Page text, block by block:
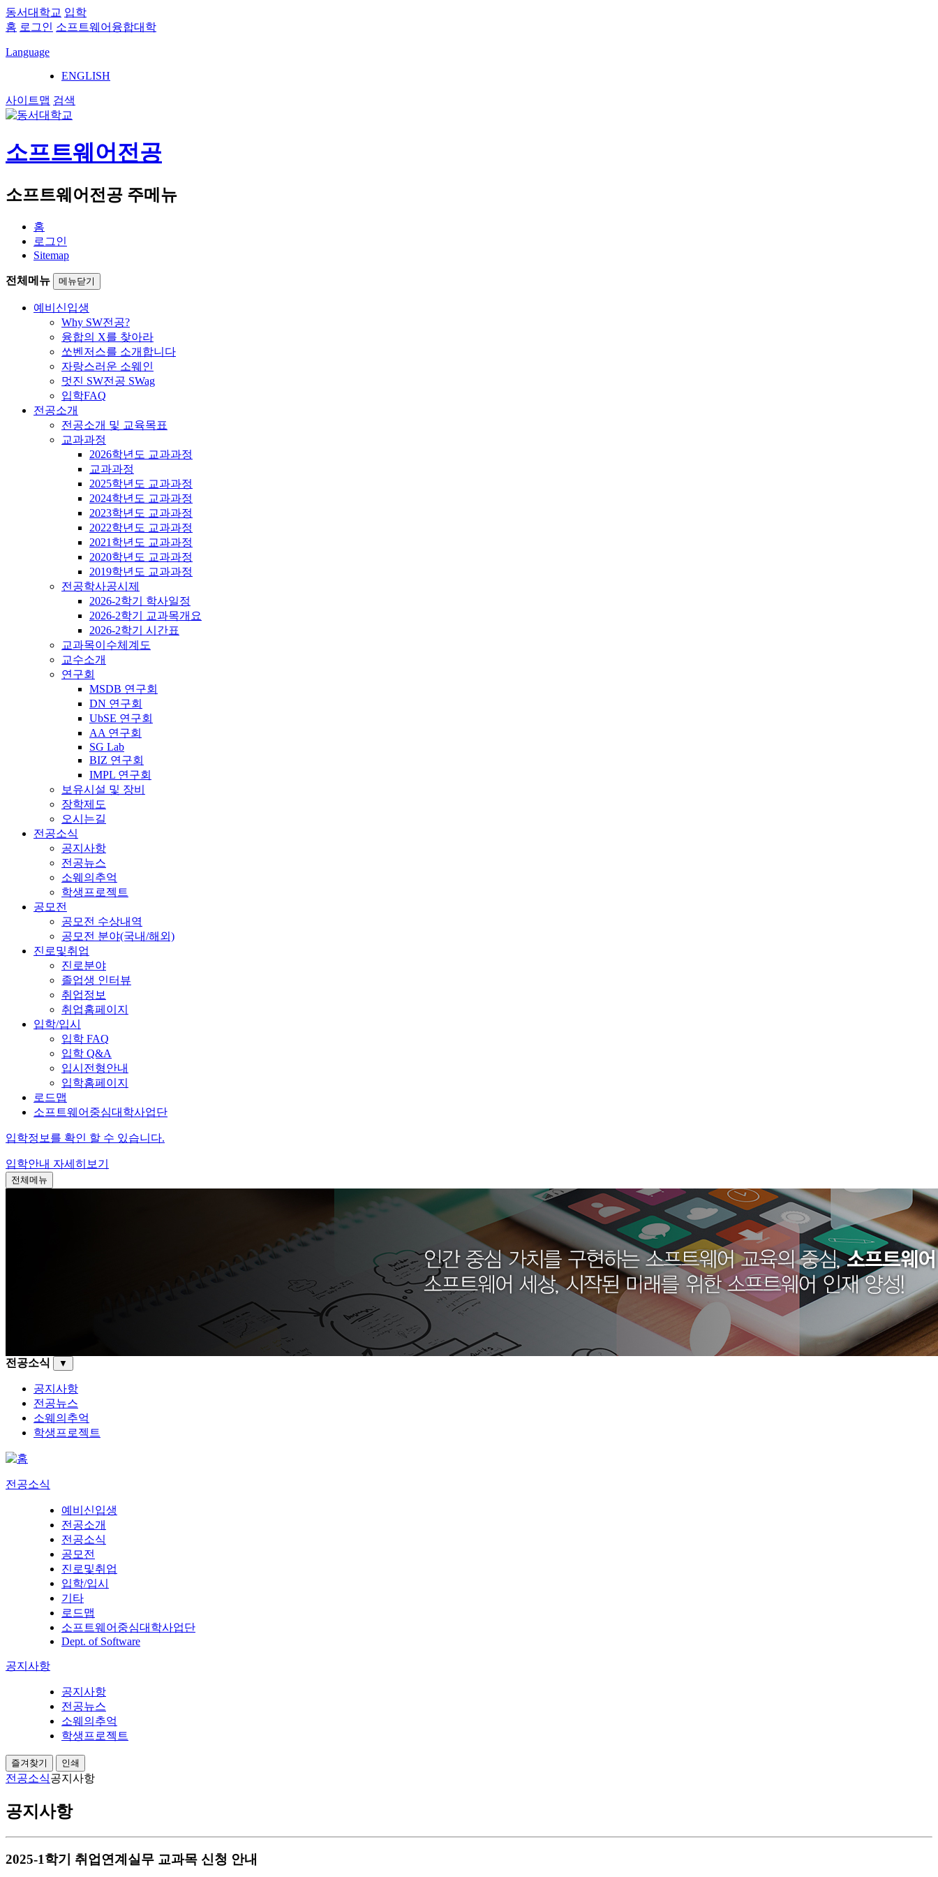
동서대학교 입학
홈 로그인 소프트웨어융합대학
Language
ENGLISH
사이트맵 검색
소프트웨어전공
소프트웨어전공 주메뉴
홈
로그인
Sitemap
전체메뉴 메뉴닫기
예비신입생
Why SW전공?
융합의 X를 찾아라
쏘벤저스를 소개합니다
자랑스러운 소웨인
멋진 SW전공 SWag
입학FAQ
전공소개
전공소개 및 교육목표
교과과정
2026학년도 교과과정
교과과정
2025학년도 교과과정
2024학년도 교과과정
2023학년도 교과과정
2022학년도 교과과정
2021학년도 교과과정
2020학년도 교과과정
2019학년도 교과과정
전공학사공시제
2026-2학기 학사일정
2026-2학기 교과목개요
2026-2학기 시간표
교과목이수체계도
교수소개
연구회
MSDB 연구회
DN 연구회
UbSE 연구회
AA 연구회
SG Lab
BIZ 연구회
IMPL 연구회
보유시설 및 장비
장학제도
오시는길
전공소식
공지사항
전공뉴스
소웨의추억
학생프로젝트
공모전
공모전 수상내역
공모전 분야(국내/해외)
진로및취업
진로분야
졸업생 인터뷰
취업정보
취업홈페이지
입학/입시
입학 FAQ
입학 Q&A
입시전형안내
입학홈페이지
로드맵
소프트웨어중심대학사업단
입학정보를 확인 할 수 있습니다.
입학안내 자세히보기
전체메뉴
전공소식 ▼
공지사항
전공뉴스
소웨의추억
학생프로젝트
전공소식
예비신입생
전공소개
전공소식
공모전
진로및취업
입학/입시
기타
로드맵
소프트웨어중심대학사업단
Dept. of Software
공지사항
공지사항
전공뉴스
소웨의추억
학생프로젝트
즐겨찾기 인쇄
전공소식공지사항
공지사항
2025-1학기 취업연계실무 교과목 신청 안내